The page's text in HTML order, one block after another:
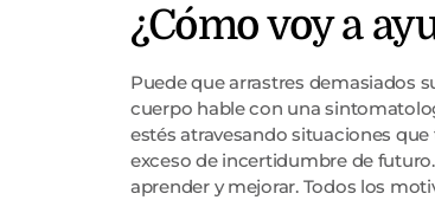
¿Cómo voy a
Puede que arrastres demasiados
cuerpo hable con una
estés atravesando situaciones
exceso de incertidumbre de
aprender y mejorar. Todos los